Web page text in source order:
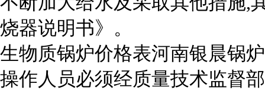
烧器说明书》。
生物质锅炉价格表河南银晨锅
操作人员必须经质量技术监督